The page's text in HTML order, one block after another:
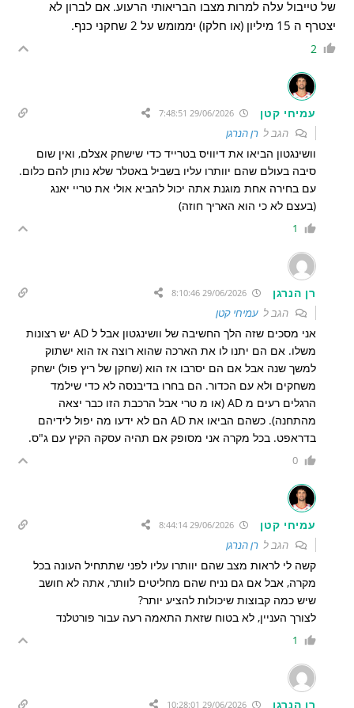
של טייבול עלה למרות מצבו הבריאותי הרעוע. אם לברון לא
יצטרף ה 15 מיליון (או חלקו) יממומש על 2 שחקני כנף.
2
עמיחי קטן
הגב לרן הנרגן
וושינגטון הביאו את דיוויס בטרייד כדי שישחק אצלם, ואין שום
סיבה בעולם שהם יוותרו עליו בשביל באטלר שלא נותן להם כלום.
עם בחירה אחת מוגנת אתה יכול להביא אולי את טריי יאנג
(בעצם לא כי הוא האריך חוזה)
1
רן הנרגן 29/06/2026 8:10:46
הגב לעמיחי קטן
אני מסכים שזה הלך החשיבה של וושינגטון אבל ל AD יש רצונות
משלו. אם הם יתנו לו את הארכה שהוא רוצה אז הוא ישתוק
למשך שנה אבל אם הם יסרבו אז הוא (שחקן של ריץ פול) ישחק
משחקים ולא עם הכדור. הם בחרו בדיבנסה לא כדי שילמד
הרגלים רעים מ AD (או מ טרי אבל הרכבת הזו כבר יצאה
מהתחנה). כשהם הביאו את AD הם לא ידעו מה יפול לידיהם
בדראפט. בכל מקרה אני מסופק אם תהיה עסקה הקיץ עם ג"ס.
0
עמיחי קטן
הגב לרן הנרגן
קשה לי לראות מצב שהם יוותרו עליו לפני שתתחיל העונה בכל
מקרה, אבל אם גם נניח שהם מחליטים לוותר, אתה לא חושב
שיש כמה קבוצות שיכולות להציע יותר?
לצורך העניין, לא בטוח שזאת התאמה רעה עבור פורטלנד
1
רן הנרגן 29/06/2026 10:28:01